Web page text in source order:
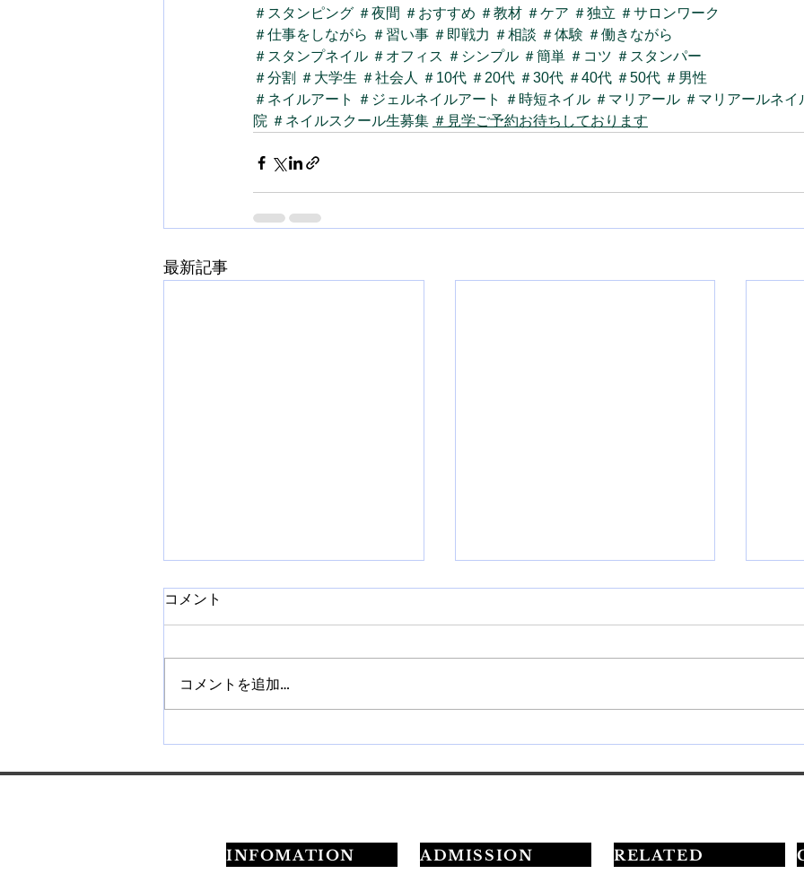
＃スタンピング ＃夜間 ＃おすすめ ＃教材 ＃ケア ＃独立 ＃サロンワーク
＃仕事をしながら ＃習い事 ＃即戦力 ＃相談 ＃体験 ＃働きながら
＃スタンプネイル ＃オフィス ＃シンプル ＃簡単 ＃コツ ＃スタンパー
＃分割 ＃大学生 ＃社会人 ＃10代 ＃20代 ＃30代 ＃40代 ＃50代 ＃男性
＃ネイルアート
＃ジェルネイルアート ＃時短ネイル ＃マリアール ＃マリアールネ
院 ＃ネイルスクール生募集 ＃見学ご予約お待ちしております
最新記事
法まで学べます
コメント
コメントを追加…
INFOMATION ADMISSION RELATED